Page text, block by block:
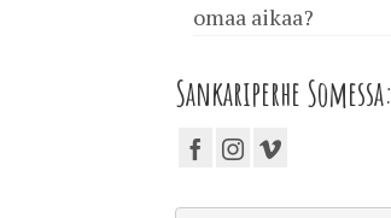
omaa aikaa?
Sankariperhe Somessa: